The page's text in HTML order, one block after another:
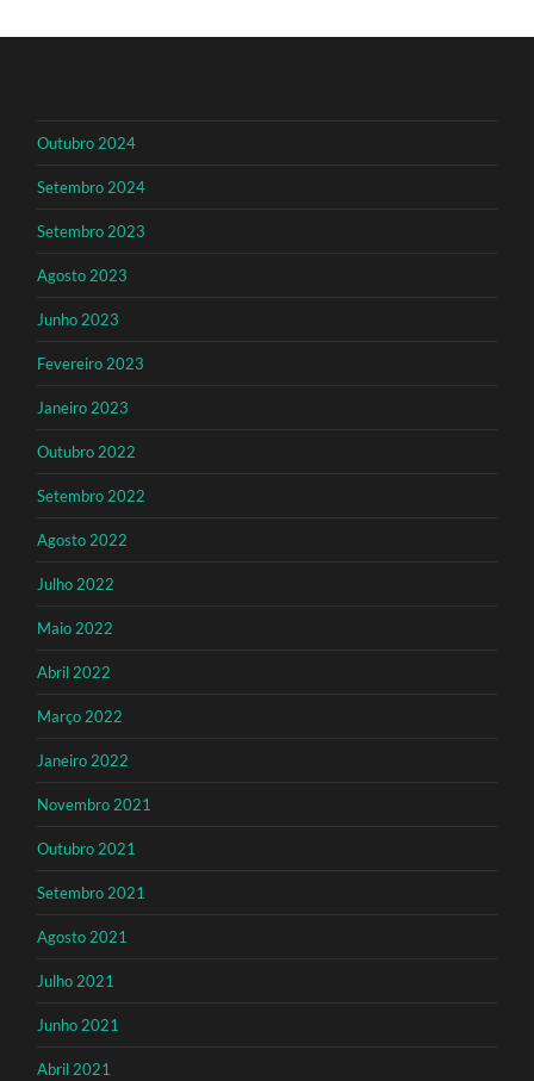
Outubro 2024
Setembro 2024
Setembro 2023
Agosto 2023
Junho 2023
Fevereiro 2023
Janeiro 2023
Outubro 2022
Setembro 2022
Agosto 2022
Julho 2022
Maio 2022
Abril 2022
Março 2022
Janeiro 2022
Novembro 2021
Outubro 2021
Setembro 2021
Agosto 2021
Julho 2021
Junho 2021
Abril 2021